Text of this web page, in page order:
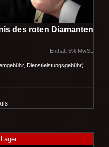
des roten Diamanten
Enthält 5% MwSt.
Dienstleistungsgebühr)